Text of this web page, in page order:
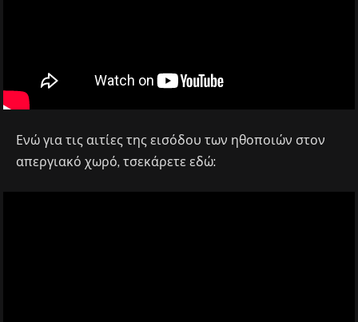
Ενώ για τις αιτίες της εισόδου των ηθοποιών στον
απεργιακό χωρό, τσεκάρετε εδώ: